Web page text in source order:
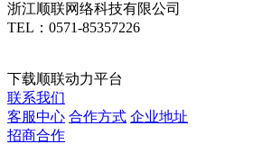
浙江顺联网络科技有限公司
TEL：0571-85357226
下载顺联动力平台
联系我们
客服中心 合作方式 企业地址
招商合作